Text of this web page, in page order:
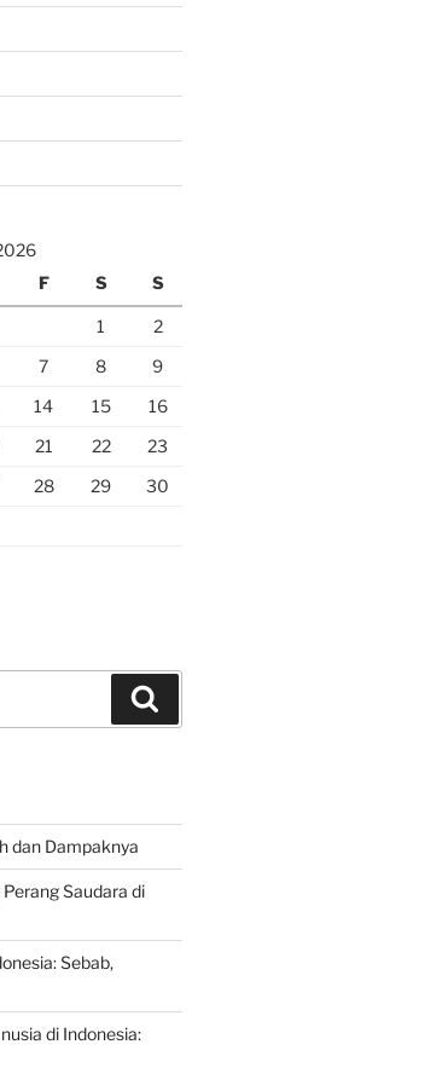
F S S
1
2
7 8
9
14 15
16
21 22
23
28 29
30
dan Dampaknya
Saudara di
Sebab,
di Indonesia: